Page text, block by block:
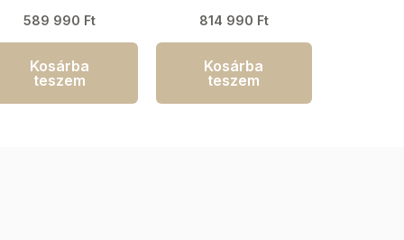
589 990 Ft
Kosárba
teszem
814 990 Ft
Kosárba
teszem